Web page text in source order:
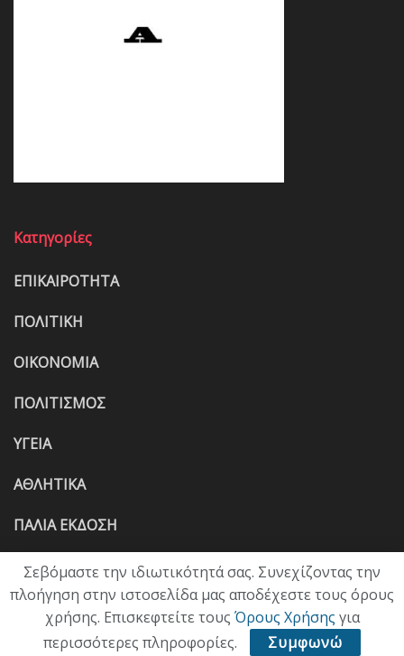
Κατηγορίες
ΕΠΙΚΑΙΡΟΤΗΤΑ
ΠΟΛΙΤΙΚΗ
ΟΙΚΟΝΟΜΙΑ
ΠΟΛΙΤΙΣΜΟΣ
ΥΓΕΙΑ
ΑΘΛΗΤΙΚΑ
ΠΑΛΙΑ ΕΚΔΟΣΗ
Σεβόμαστε την ιδιωτικότητά σας. Συνεχίζοντας την
πλοήγηση στην ιστοσελίδα μας αποδέχεστε τους όρους
χρήσης. Επισκεφτείτε τους Όρους Χρήσης για
περισσότερες πληροφορίες.
Συμφωνώ